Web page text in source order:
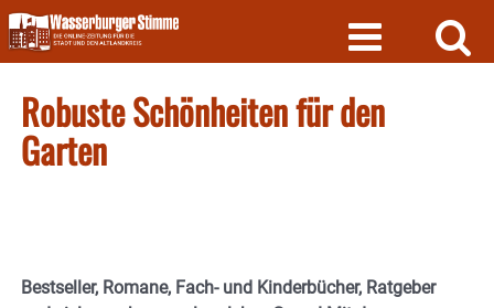
Skip
to
content
Robuste Schönheiten für den
Garten
Bestseller, Romane, Fach- und Kinderbücher, Ratgeber